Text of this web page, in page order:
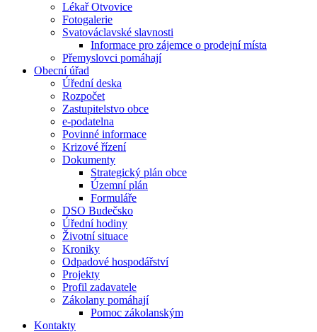
Lékař Otvovice
Fotogalerie
Svatováclavské slavnosti
Informace pro zájemce o prodejní místa
Přemyslovci pomáhají
Obecní úřad
Úřední deska
Rozpočet
Zastupitelstvo obce
e-podatelna
Povinné informace
Krizové řízení
Dokumenty
Strategický plán obce
Územní plán
Formuláře
DSO Budečsko
Úřední hodiny
Životní situace
Kroniky
Odpadové hospodářství
Projekty
Profil zadavatele
Zákolany pomáhají
Pomoc zákolanským
Kontakty